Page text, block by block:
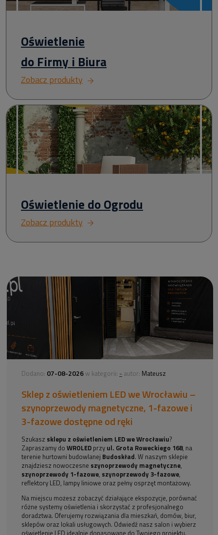
Oświetlenie
do Firmy i Biura
Zobacz produkty
Oświetlenie do Ogrodu
Zobacz produkty
Dodano: 07-08-2026 w kategorii: - autor: Mateusz
Sklep z oświetleniem LED we Wrocławiu –
szynoprzewody magnetyczne, 1-fazowe i
3-fazowe dostępne od ręki
Szukasz sklepu z oświetleniem LED we Wrocławiu?
Zapraszamy doWROLED przy ul. Grota Roweckiego 168, na
terenie hurtowni budowlanej Budoskład. W naszym sklepie
znajdziesz nowoczesne szynoprzewody magnetyczne,
szynoprzewody 1-fazowe, szynoprzewody 3-fazowe,
reflektory LED, lampy liniowe oraz pełny osprzęt montażowy.
Na miejscu możesz zobaczyć działające ekspozycje, porównać
różne systemy oświetlenia i skorzystać z profesjonalnego
doradztwa. Oferujemy rozwiązania dla mieszkań, domów, biur,
sklepów oraz lokali usługowych. Odwiedź nasz salon i wybierz